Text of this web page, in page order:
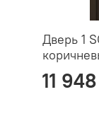
Дверь 1
11